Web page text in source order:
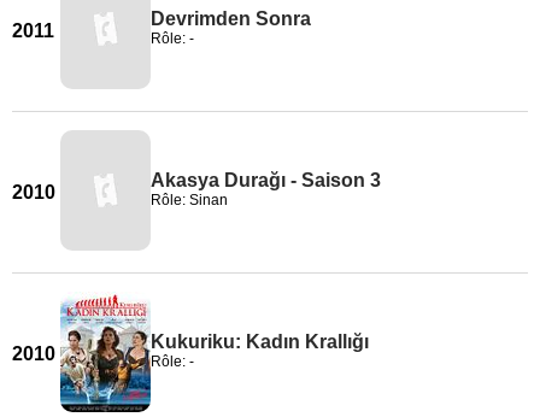
2011
Devrimden Sonra
Rôle: -
2010
Akasya Durağı - Saison 3
Rôle: Sinan
2010
Kukuriku: Kadın Krallığı
Rôle: -